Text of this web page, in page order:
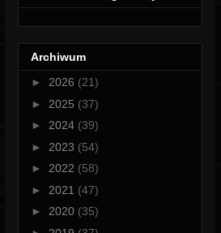
Archiwum
► 2026 (21)
► 2025 (37)
► 2024 (39)
► 2023 (54)
► 2022 (58)
► 2021 (47)
► 2020 (35)